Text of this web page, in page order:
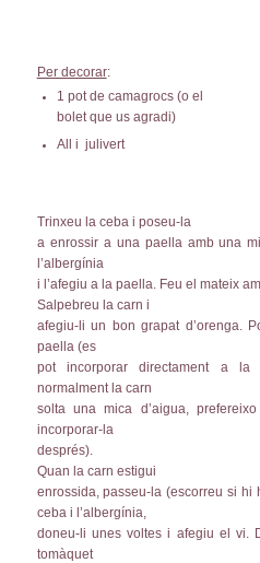
Per decorar:
1 pot de camagrocs (o el
bolet que us agradi)
All i julivert
Trinxeu la ceba i poseu-la
a enrossir a una paella amb una
l’albergínia
i l’afegiu a la paella. Feu el mateix
Salpebreu la carn i
afegiu-li un bon grapat d’orenga.
paella (es
pot incorporar directament a
normalment la carn
solta una mica d’aigua,
incorporar-la
després).
Quan la carn estigui
enrossida, passeu-la (escorreu si
ceba i l’albergínia,
doneu-li unes voltes i afegiu el vi.
tomàquet